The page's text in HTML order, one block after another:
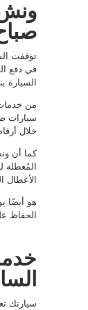
توقفت
في دفع
السيارة
من
سيارات
خلال
كما أن
المُعطلة
الأعطال
هو أيضًا
الحفاظ
سيارتك